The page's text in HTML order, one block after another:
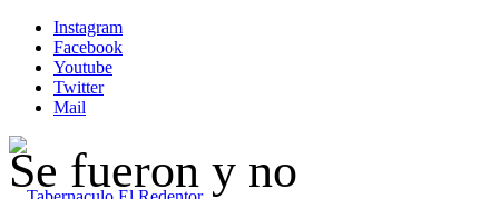
Instagram
Facebook
Youtube
Twitter
Mail
Se fueron y no